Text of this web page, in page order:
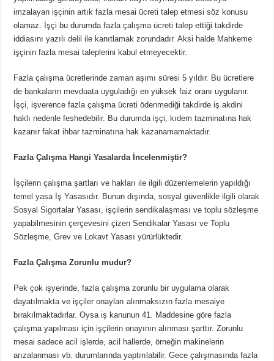
imzalayan işçinin artık fazla mesai ücreti talep etmesi söz konusu
olamaz. İşçi bu durumda fazla çalışma ücreti talep ettiği takdirde
iddiasını yazılı delil ile kanıtlamak zorundadır. Aksi halde Mahkeme
işçinin fazla mesai taleplerini kabul etmeyecektir.
Fazla çalışma ücretlerinde zaman aşımı süresi 5 yıldır. Bu ücretlere
de bankaların mevduata uyguladığı en yüksek faiz oranı uygulanır.
İşçi, işverence fazla çalışma ücreti ödenmediği takdirde iş akdini
haklı nedenle feshedebilir. Bu durumda işçi, kıdem tazminatına hak
kazanır fakat ihbar tazminatına hak kazanamamaktadır.
Fazla Çalışma Hangi Yasalarda İncelenmiştir?
İşçilerin çalışma şartları ve hakları ile ilgili düzenlemelerin yapıldığı
temel yasa İş Yasasıdır. Bunun dışında, sosyal güvenlikle ilgili olarak
Sosyal Sigortalar Yasası, işçilerin sendikalaşması ve toplu sözleşme
yapabilmesinin çerçevesini çizen Sendikalar Yasası ve Toplu
Sözleşme, Grev ve Lokavt Yasası yürürlüktedir.
Fazla Çalışma Zorunlu mudur?
Pek çok işyerinde, fazla çalışma zorunlu bir uygulama olarak
dayatılmakta ve işçiler onayları alınmaksızın fazla mesaiye
bırakılmaktadırlar. Oysa iş kanunun 41. Maddesine göre fazla
çalışma yapılması için işçilerin onayının alınması şarttır. Zorunlu
mesai sadece acil işlerde, acil hallerde, örneğin makinelerin
arızalanması vb. durumlarında yaptırılabilir. Gece çalışmasında fazla